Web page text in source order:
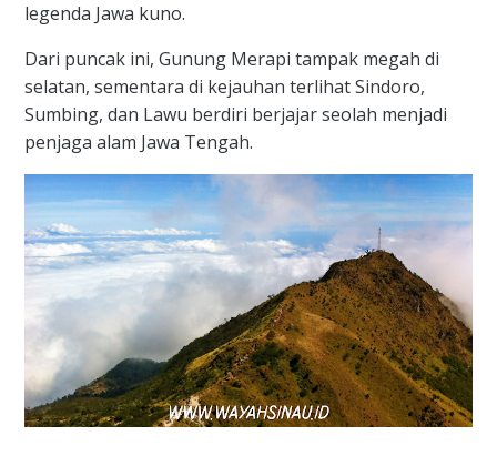
legenda Jawa kuno.
​Dari puncak ini, Gunung Merapi tampak megah di
selatan, sementara di kejauhan terlihat Sindoro,
Sumbing, dan Lawu berdiri berjajar seolah menjadi
penjaga alam Jawa Tengah.